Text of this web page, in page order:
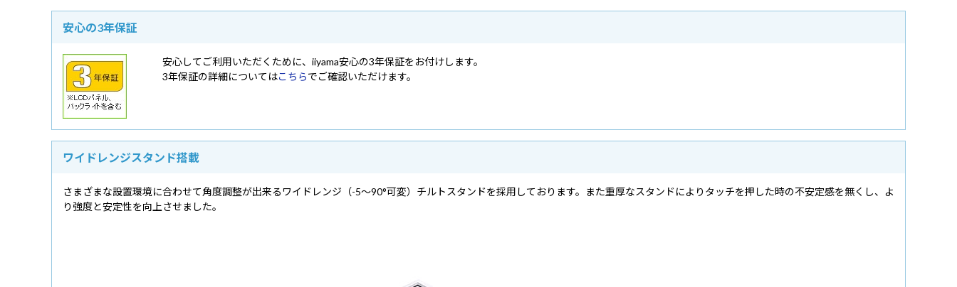
安心の3年保証
安心してご利用いただくために、iiyama安心の3年保証をお付けします。
3年保証の詳細についてはこちらでご確認いただけます。
ワイドレンジスタンド搭載
さまざまな設置環境に合わせて角度調整が出来るワイドレンジ（-5～90°可変）チルトスタンドを採用しております。また重厚なスタンドによりタッチを押した時の不安定感を無くし、よ
り強度と安定性を向上させました。